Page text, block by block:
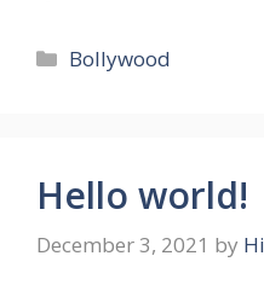
Categories
Bollywood
Hello world!
December 3, 2021 by